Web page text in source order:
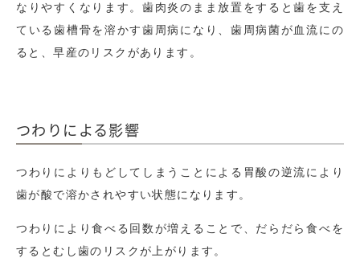
なりやすくなります。歯肉炎のまま放置をすると歯を支え
ている歯槽骨を溶かす歯周病になり、歯周病菌が血流にの
ると、早産のリスクがあります。
つわりによる影響
つわりによりもどしてしまうことによる胃酸の逆流により
歯が酸で溶かされやすい状態になります。
つわりにより食べる回数が増えることで、だらだら食べを
するとむし歯のリスクが上がります。